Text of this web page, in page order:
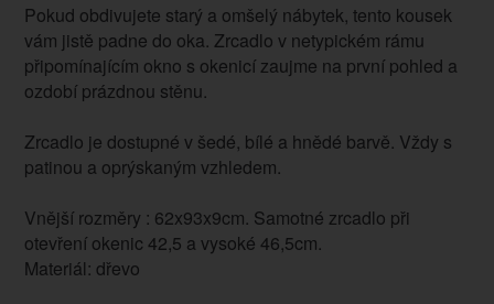
Pokud obdivujete starý a omšelý nábytek, tento kousek
vám jistě padne do oka. Zrcadlo v netypickém rámu
připomínajícím okno s okenicí zaujme na první pohled a
ozdobí prázdnou stěnu.
Zrcadlo je dostupné v šedé, bílé a hnědé barvě. Vždy s
patinou a oprýskaným vzhledem.
Vnější rozměry : 62x93x9cm. Samotné zrcadlo při
otevření okenic 42,5 a vysoké 46,5cm.
Materiál: dřevo